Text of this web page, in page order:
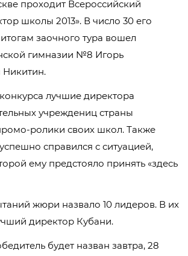
проходит Всероссийский
школы 2013». В число 30 его
заочного тура вошел
гимназии №8 Игорь
Никитин.
лучшие директора
учреждениц страны
ролики своих школ. Также
справился с ситуацией,
ему предстояло принять «здесь
жюри назвало 10 лидеров. В их
директор Кубани.
будет назван завтра, 28